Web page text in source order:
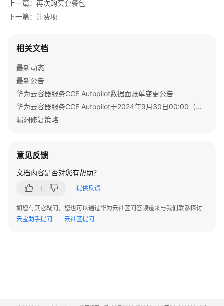
述
计
套
餐
包
述
何
购
上一篇：再次购买套餐包
下一篇：计费项
相关文档
最新动态
最新公告
华为云容器服务CCE Autopilot数据面账单变更公告
华为云容器服务CCE Autopilot于2024年9月30日00:00（北京时间）转商
漏洞修复策略
意见反馈
文档内容是否对您有帮助？
提供反馈
如您有其它疑问，您也可以通过华为云社区问答频道来与我们联系探讨
云宝助手提问
云社区提问